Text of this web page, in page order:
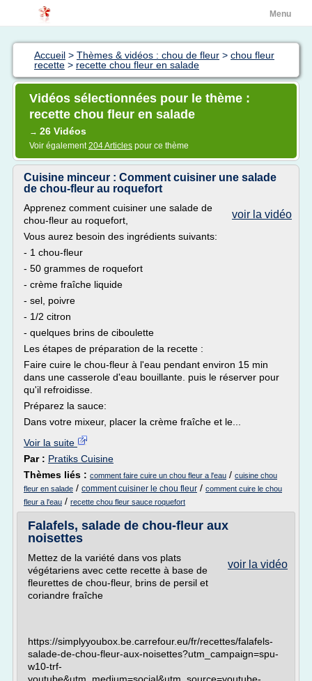
Menu
Accueil > Thèmes & vidéos : chou de fleur > chou fleur
recette > recette chou fleur en salade
Vidéos sélectionnées pour le thème :
recette chou fleur en salade
→ 26 Vidéos
Voir également204 Articles pour ce thème
Cuisine minceur : Comment cuisiner une salade
de chou-fleur au roquefort
voir la vidéo
Apprenez comment cuisiner une salade de
chou-fleur au roquefort,
Vous aurez besoin des ingrédients suivants:
- 1 chou-fleur
- 50 grammes de roquefort
- crème fraîche liquide
- sel, poivre
- 1/2 citron
- quelques brins de ciboulette
Les étapes de préparation de la recette :
Faire cuire le chou-fleur à l'eau pendant environ 15 min
dans une casserole d'eau bouillante. puis le réserver pour
qu'il refroidisse.
Préparez la sauce:
Dans votre mixeur, placer la crème fraîche et le...
Voir la suite
Par : Pratiks Cuisine
Thèmes liés : comment faire cuire un chou fleur a l'eau / cuisine chou
fleur en salade / comment cuisiner le chou fleur / comment cuire le chou
fleur a l'eau / recette chou fleur sauce roquefort
Falafels, salade de chou-fleur aux
noisettes
voir la vidéo
Mettez de la variété dans vos plats
végétariens avec cette recette à base de
fleurettes de chou-fleur, brins de persil et
coriandre fraîche
https://simplyyoubox.be.carrefour.eu/fr/recettes/falafels-
salade-de-chou-fleur-aux-noisettes?utm_campaign=spu-
w10-trf-